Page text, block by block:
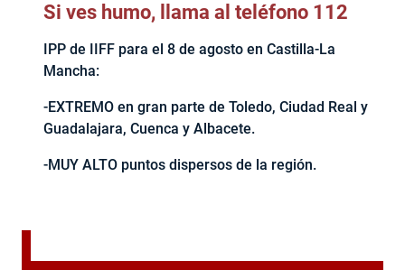
Si ves humo, llama al teléfono 112
IPP de IIFF para el 8 de agosto en Castilla-La
Mancha:
-EXTREMO en gran parte de Toledo, Ciudad Real y
Guadalajara, Cuenca y Albacete.
-MUY ALTO puntos dispersos de la región.